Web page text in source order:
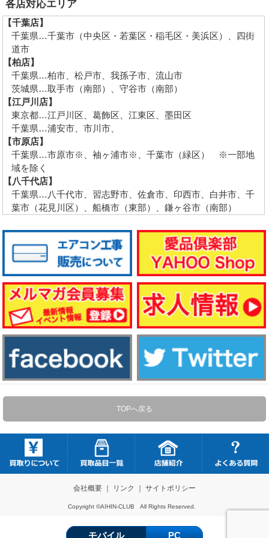
各店対応エリア
【千葉店】
千葉県…千葉市（中央区・若葉区・稲毛区・美浜区）、四街
道市
【柏店】
千葉県…柏市、松戸市、我孫子市、流山市
茨城県…取手市（南部）、守谷市（南部）
【江戸川店】
東京都…江戸川区、葛飾区、江東区、墨田区
千葉県…浦安市、市川市、
【市原店】
千葉県…市原市※、袖ヶ浦市※、千葉市（緑区） ※一部地
域を除く
【八千代店】
千葉県…八千代市、習志野市、佐倉市、印西市、白井市、千
葉市（花見川区）、船橋市（東部）、鎌ヶ谷市（南部）
TOPへ戻る
会社概要｜ リンク ｜ サイトポリシー
Copyright ©AIHIN-CLUB All Rights Reserved.
モバイル PC